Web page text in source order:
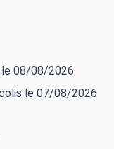
le 08/08/2026
le 07/08/2026